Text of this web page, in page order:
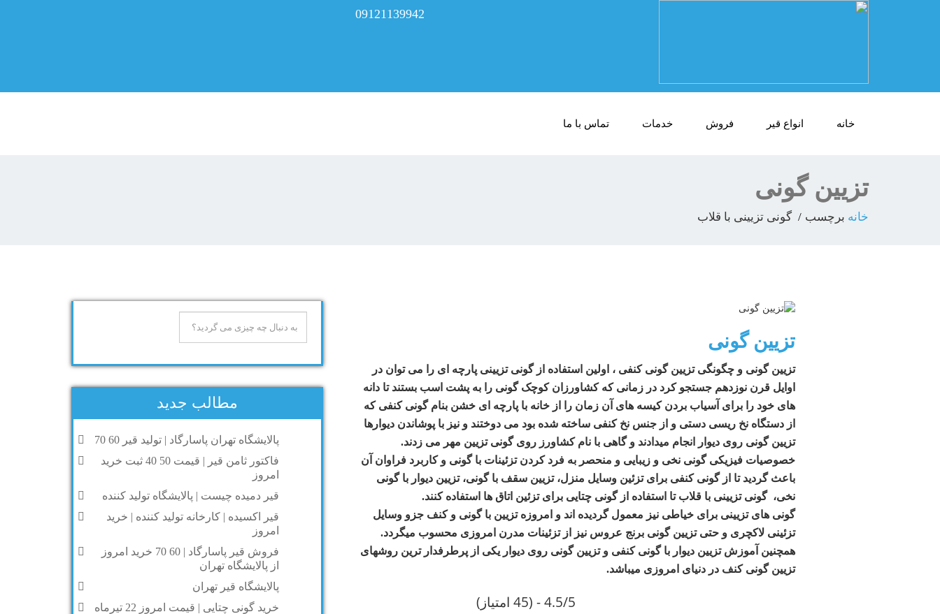
09121139942
خانه انواع قیر فروش خدمات تماس با ما
تزیین گونی
خانه برچسب گونی تزیینی با قلاب
تزیین گونی
تزیین گونی و چگونگی تزیین گونی کنفی ، اولین استفاده از گونی تزیینی پارچه ای را می توان در
اوایل قرن نوزدهم جستجو کرد در زمانی که کشاورزان کوچک گونی را به پشت اسب بستند تا دانه
های خود را برای آسیاب بردن کیسه های آن زمان را از خانه با پارچه ای خشن بنام گونی کنفی که
از دستگاه نخ ریسی دستی و از جنس نخ کنفی ساخته شده بود می دوختند و نیز با پوشاندن دیوارها
تزیین گونی روی دیوار انجام میدادند و گاهی با نام کشاورز روی گونی تزیین مهر می زدند.
خصوصیات فیزیکی گونی نخی و زیبایی و منحصر به فرد کردن تزئینات با گونی و کاربرد فراوان آن
باعث گردید تا از گونی کنفی برای تزئین وسایل منزل، تزیین سقف با گونی، تزیین دیوار با گونی
نخی، گونی تزیینی با قلاب تا استفاده از گونی چتایی برای تزئین اتاق ها استفاده کنند.
گونی های تزیینی برای خیاطی نیز معمول گردیده اند و امروزه تزیین با گونی و کنف جزو وسایل
تزئینی لاکچری و حتی تزیین گونی برنج عروس نیز از تزئینات مدرن امروزی محسوب میگردد.
همچنین آموزش تزیین دیوار با گونی کنفی و تزیین گونی روی دیوار یکی از پرطرفدار ترین روشهای
تزیین گونی کنف در دنیای امروزی میباشد.
4.5/5 - (45 امتیاز)
مطالب جدید
پالایشگاه تهران پاسارگاد | تولید قیر 60 70
فاکتور ثامن قیر | قیمت 50 40 ثبت خرید
امروز
قیر دمیده چیست | پالایشگاه تولید کننده
قیر اکسیده | کارخانه تولید کننده | خرید
امروز
فروش قیر پاسارگاد | 60 70 خرید امروز
از پالایشگاه تهران
پالایشگاه قیر تهران
خرید گونی چتایی | قیمت امروز 22 تیرماه